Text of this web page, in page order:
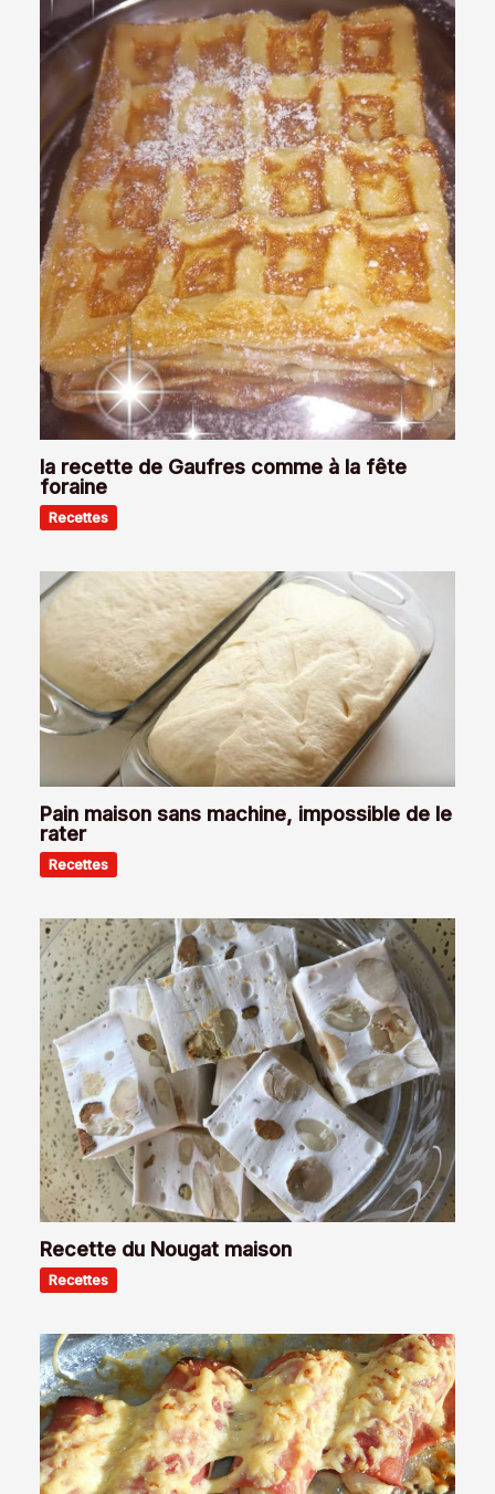
la recette de Gaufres comme à la fête
foraine
Recettes
Pain maison sans machine, impossible de le
rater
Recettes
Recette du Nougat maison
Recettes